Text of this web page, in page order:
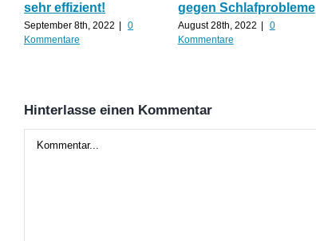
sehr effizient!
September 8th, 2022 |
0
Kommentare
gegen Schlafprobleme
August 28th, 2022 |
0
Kommentare
Hinterlasse einen Kommentar